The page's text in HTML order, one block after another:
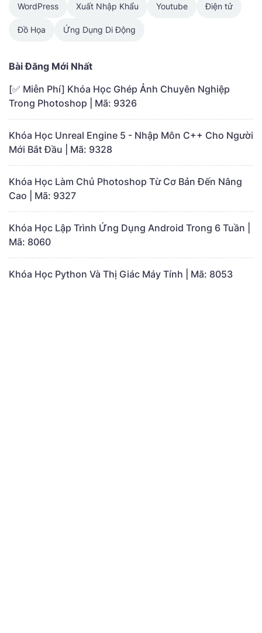
WordPress Xuất Nhập Khẩu Youtube Điện tử
Đồ Họa Ứng Dụng Di Động
Bài Đăng Mới Nhất
[✅ Miễn Phí] Khóa Học Ghép Ảnh Chuyên Nghiệp
Trong Photoshop | Mã: 9326
Khóa Học Unreal Engine 5 - Nhập Môn C++ Cho Người
Mới Bắt Đầu | Mã: 9328
Khóa Học Làm Chủ Photoshop Từ Cơ Bản Đến Nâng
Cao | Mã: 9327
Khóa Học Lập Trình Ứng Dụng Android Trong 6 Tuần |
Mã: 8060
Khóa Học Python Và Thị Giác Máy Tính | Mã: 8053